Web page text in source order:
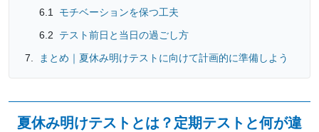
モチベーションを保つ工夫
テスト前日と当日の過ごし方
まとめ｜夏休み明けテストに向けて計画的に準備しよう
夏休み明けテストとは？定期テストと何が違